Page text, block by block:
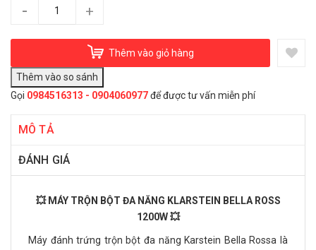
- +
Thêm vào giỏ hàng
Gọi 0984516313 - 0904060977để được tư vấn miễn phí
MÔ TẢ
ĐÁNH GIÁ
💥 MÁY TRỘN BỘT ĐA NĂNG KLARSTEIN BELLA ROSS
1200W 💥
Máy đánh trứng trộn bột đa năng Karstein Bella Rossa là